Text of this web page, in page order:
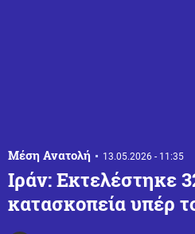
Μέση Ανατολή 13.05.2026 - 11:35
Ιράν: Εκτελέστηκε
κατασκοπεία υπέρ